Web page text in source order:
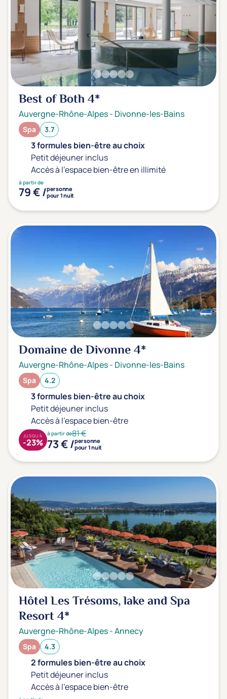
Best of Both4*
Auvergne-Rhône-Alpes- Divonne-les-Bains
Spa 3.7
3 formules bien-être au choix
Petit déjeuner inclus
Accès à l'espace bien-être en illimité
à partir de
79 € /personne
pour 1 nuit
Domaine de Divonne4*
Auvergne-Rhône-Alpes- Divonne-les-Bains
Spa 4.2
3 formules bien-être au choix
Petit déjeuner inclus
Accès à l'espace bien-être
à partir de81 €
73 € /personne
pour 1 nuit
JUSQU'À
-23%
Hôtel Les Trésoms, lake and Spa
Resort4*
Auvergne-Rhône-Alpes-Annecy
Spa 4.3
2 formules bien-être au choix
Petit déjeuner inclus
Accès à l'espace bien-être